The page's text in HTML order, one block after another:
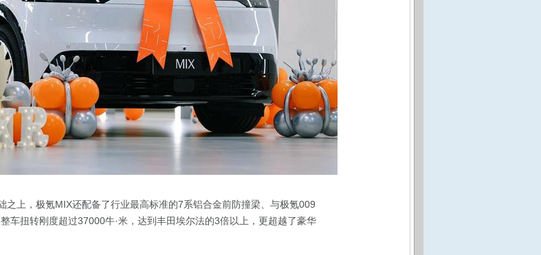
之上，极氪MIX还配备了行业最高标准的7系铝合金前防撞梁、与极氪009
车扭转刚度超过37000牛·米，达到丰田埃尔法的3倍以上，更超越了豪华